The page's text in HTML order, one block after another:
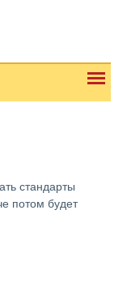
стандарты
потом будет